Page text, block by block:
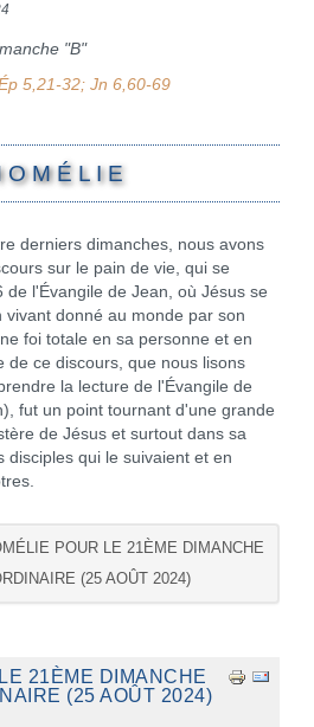
"B"
5,21-32; Jn 6,60-69
O M É L I E
dimanches, nous avons
sur le pain de vie, qui se
de l'Évangile de Jean, où Jésus se
donné au monde par son
foi totale en sa personne et en
de ce discours, que nous lisons
la lecture de l'Évangile de
fut un point tournant d'une grande
de Jésus et surtout dans sa
disciples qui le suivaient et en
POUR LE 21ÈME DIMANCHE
(25 AOÛT 2024)
21ÈME DIMANCHE
(25 AOÛT 2024)